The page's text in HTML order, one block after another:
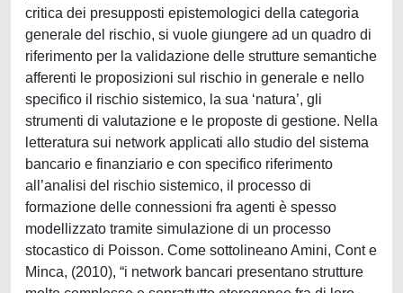
critica dei presupposti epistemologici della categoria
generale del rischio, si vuole giungere ad un quadro di
riferimento per la validazione delle strutture semantiche
afferenti le proposizioni sul rischio in generale e nello
specifico il rischio sistemico, la sua ‘natura’, gli
strumenti di valutazione e le proposte di gestione. Nella
letteratura sui network applicati allo studio del sistema
bancario e finanziario e con specifico riferimento
all’analisi del rischio sistemico, il processo di
formazione delle connessioni fra agenti è spesso
modellizzato tramite simulazione di un processo
stocastico di Poisson. Come sottolineano Amini, Cont e
Minca, (2010), “i network bancari presentano strutture